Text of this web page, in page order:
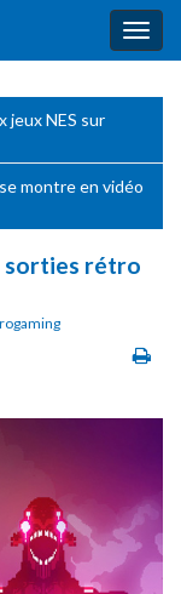
jeux NES sur
montre en vidéo
sorties rétro